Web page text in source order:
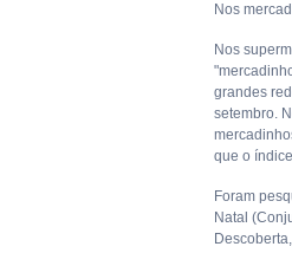
Nos
Nos
grandes
setembro.
que o
Foram
Natal